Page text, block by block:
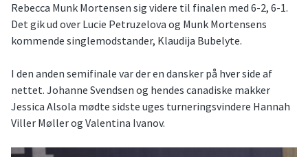
Rebecca Munk Mortensen sig videre til finalen med 6-2, 6-1.
Det gik ud over Lucie Petruzelova og Munk Mortensens
kommende singlemodstander, Klaudija Bubelyte.
I den anden semifinale var der en dansker på hver side af
nettet. Johanne Svendsen og hendes canadiske makker
Jessica Alsola mødte sidste uges turneringsvindere Hannah
Viller Møller og Valentina Ivanov.